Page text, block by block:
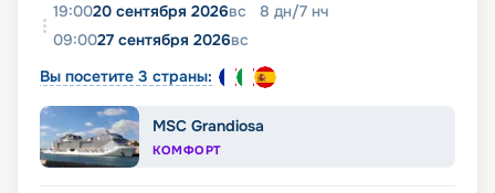
19:0020 сентября 2026вс 8 дн/7 нч
09:0027 сентября 2026вс
Вы посетите 3 страны:
MSC Grandiosa
КОМФОРТ